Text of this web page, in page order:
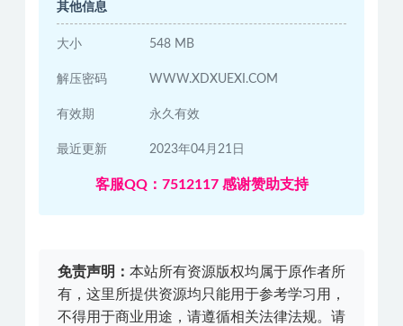
其他信息
大小 548 MB
解压密码 WWW.XDXUEXI.COM
有效期 永久有效
最近更新 2023年04月21日
客服QQ：7512117 感谢赞助支持
免责声明： 本站所有资源版权均属于原作者所
有，这里所提供资源均只能用于参考学习用，
不得用于商业用途，请遵循相关法律法规。请